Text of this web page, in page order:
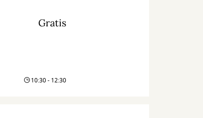
Gratis
10:30 - 12:30